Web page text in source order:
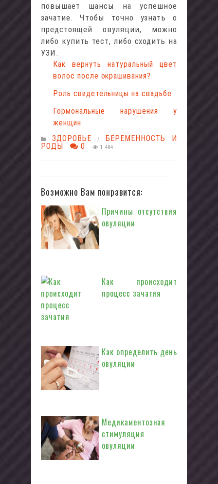
повышает шансы на успешное
зачатие. Чтобы точно узнать о
предстоящей овуляции, можно
либо купить тест, либо сходить на
УЗИ.
Как вернуть натуральный цвет
волос после окрашивания?
Роль свидетельницы на свадьбе
Гормональные нарушения у
женщин
ЗДОРОВЬЕ / БЕРЕМЕННОСТЬ И
РОДЫ
0 1 484
Возможно Вам понравится:
Причины отсутствия
овуляции
Как происходит
процесс зачатия
Как определить день
овуляции
Медикаментозная
стимуляция
овуляции